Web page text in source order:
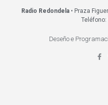
Radio Redondela• Praza
Deseño e